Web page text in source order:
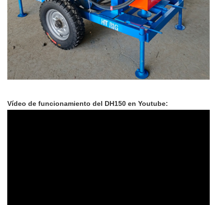
Vídeo de funcionamiento del DH150 en Youtube: